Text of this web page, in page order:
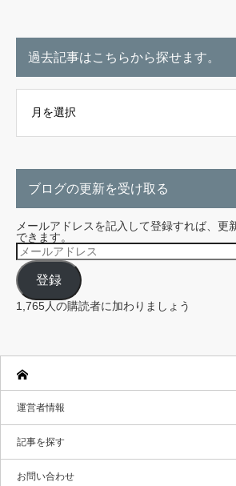
過去記事はこちらから探せます。
ブログの更新を受け取る
メールアドレスを記入して登録すれば、更
できます。
メ
ー
ル
ア
ド
レ
ス
登録
1,765人の購読者に加わりましょう
運営者情報
記事を探す
お問い合わせ